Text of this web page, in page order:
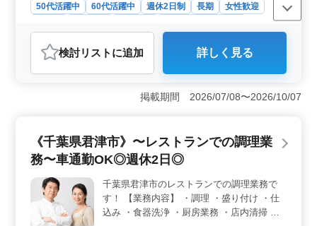
50代活躍中 60代活躍中 週休2日制 長期
女性歓迎
おすすめポイント
＜福利厚生＞ この求人は、雇用・労災・健康・厚生年
金の社会保険完備で、福利厚生面も充実しております。
安心して働ける環境が整っています。 ＜多様な雇用
な働き方が可能。ライフスタイルに合わせた勤務が実現
できます。 ＜経験者歓迎と年齢層＞ 調理経験3年以
す。 ブランクのある方も応募可能です。年齢を問わず
経験を活かせる職場で、幅広い世代が活躍しています。
検討リスト に追加 詳しく見る
掲載期間 2026/07/08〜2026/10/07
《千葉県君津市》〜レストランでの調理業
務〜車通勤OK◎週休2日◎
千葉県君津市のレストランでの調理業務で
す！ 【業務内容】 ・調理 ・盛り付け ・仕
込み ・食器洗浄 ・厨房業務 ・店内清掃 ・